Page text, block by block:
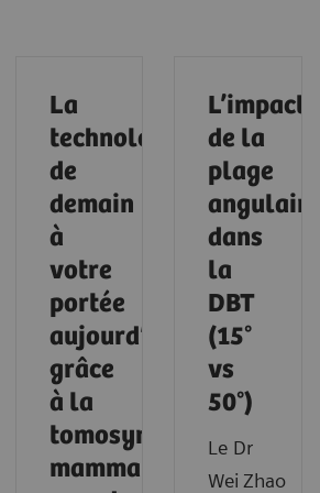
La
technologie
de
demain
à
votre
portée
aujourd’hui
grâce
à la
tomosynthèse
mammaire
L’impact
de la
plage
angulaire
dans
la
DBT
(15°
vs
50°)
Le Dr
Wei Zhao